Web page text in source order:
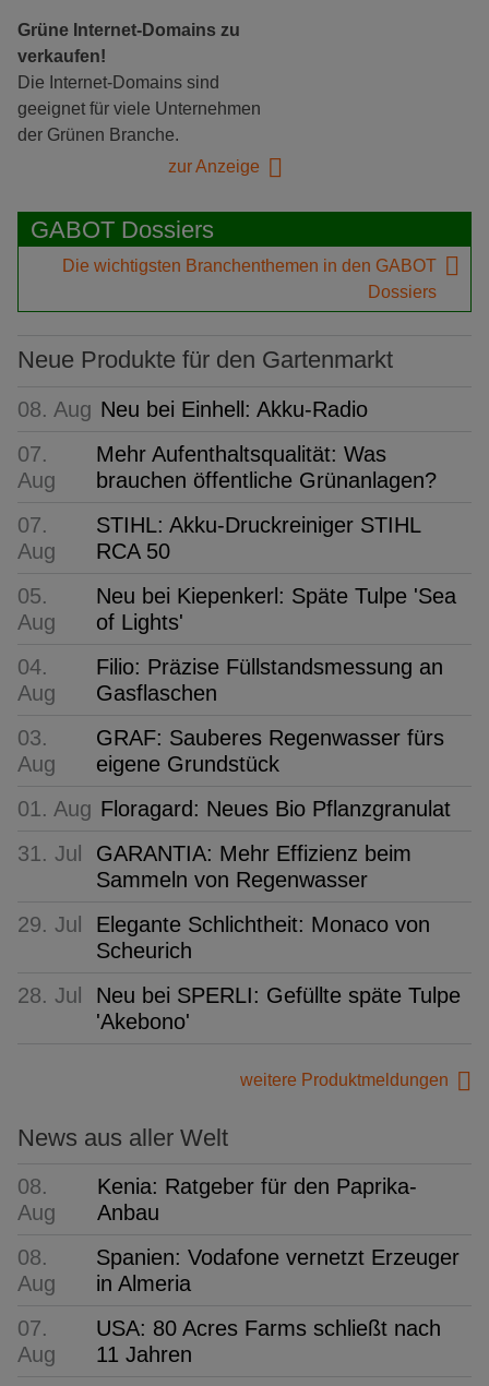
Grüne Internet-Domains zu
verkaufen!
Die Internet-Domains sind
geeignet für viele Unternehmen
der Grünen Branche.
zur Anzeige
GABOT Dossiers
Die wichtigsten Branchenthemen in den GABOT
Dossiers
Neue Produkte für den Gartenmarkt
08. Aug Neu bei Einhell: Akku-Radio
07.
Aug
Mehr Aufenthaltsqualität: Was
brauchen öffentliche Grünanlagen?
07.
Aug
STIHL: Akku-Druckreiniger STIHL
RCA 50
05.
Aug
Neu bei Kiepenkerl: Späte Tulpe 'Sea
of Lights'
04.
Aug
Filio: Präzise Füllstandsmessung an
Gasflaschen
03.
Aug
GRAF: Sauberes Regenwasser fürs
eigene Grundstück
01. Aug Floragard: Neues Bio Pflanzgranulat
31. Jul
GARANTIA: Mehr Effizienz beim
Sammeln von Regenwasser
29. Jul
Elegante Schlichtheit: Monaco von
Scheurich
28. Jul
Neu bei SPERLI: Gefüllte späte Tulpe
'Akebono'
weitere Produktmeldungen
News aus aller Welt
08.
Aug
Kenia: Ratgeber für den Paprika-
Anbau
08.
Aug
Spanien: Vodafone vernetzt Erzeuger
in Almeria
07.
Aug
USA: 80 Acres Farms schließt nach
11 Jahren